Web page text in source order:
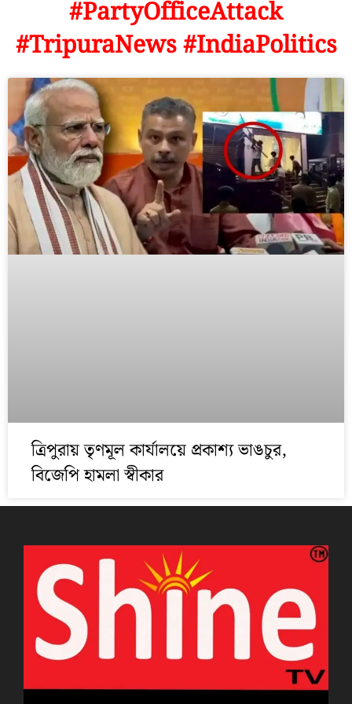
#PartyOfficeAttack
#TripuraNews #IndiaPolitics
ত্রিপুরায় তৃণমূল কার্যালয়ে প্রকাশ্য ভাঙচুর,
বিজেপি হামলা স্বীকার